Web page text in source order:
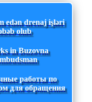
edən drenaj işləri
olub
in Buzovna
работы по
для обращения